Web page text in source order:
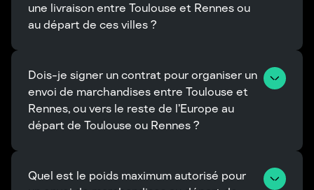
une livraison entre Toulouse et Rennes ou
au départ de ces villes ?
Dois-je signer un contrat pour organiser un
envoi de marchandises entre Toulouse et
Rennes, ou vers le reste de l’Europe au
départ de Toulouse ou Rennes ?
Quel est le poids maximum autorisé pour